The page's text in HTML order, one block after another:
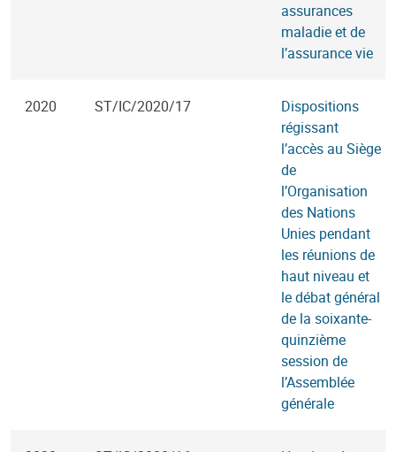
assurances
maladie et de
l’assurance vie
2020 ST/IC/2020/17
Dispositions
régissant
l’accès au Siège
de
l’Organisation
des Nations
Unies pendant
les réunions de
haut niveau et
le débat général
de la soixante-
quinzième
session de
l’Assemblée
générale